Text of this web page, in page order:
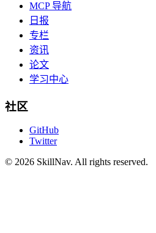
MCP 导航
日报
专栏
资讯
论文
学习中心
社区
GitHub
Twitter
© 2026 SkillNav. All rights reserved.